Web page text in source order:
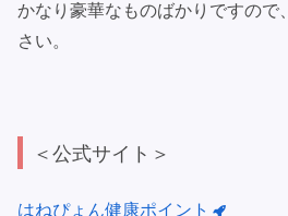
かなり豪華なものばかりですので
さい。
＜公式サイト＞
はねぴょん健康ポイント